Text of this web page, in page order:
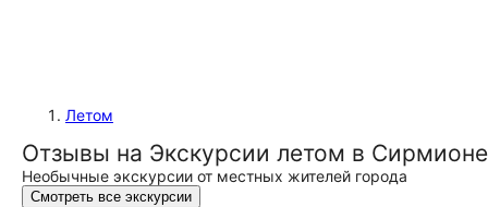
Летом
Отзывы на Экскурсии летом в Сирмионе
Необычные экскурсии от местных жителей города
Смотреть все экскурсии